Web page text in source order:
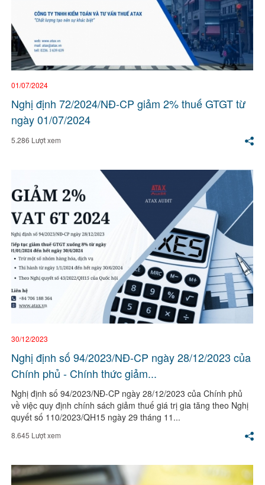
01/07/2024
Nghị định 72/2024/NĐ-CP giảm 2% thuế GTGT từ
ngày 01/07/2024
5.286 Lượt xem
30/12/2023
Nghị định số 94/2023/NĐ-CP ngày 28/12/2023 của
Chính phủ - Chính thức giảm...
Nghị định số 94/2023/NĐ-CP ngày 28/12/2023 của Chính phủ
về việc quy định chính sách giảm thuế giá trị gia tăng theo Nghị
quyết số 110/2023/QH15 ngày 29 tháng 11...
8.645 Lượt xem